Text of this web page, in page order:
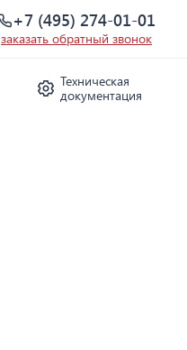
+7 (495) 274-01-01
заказать обратный звонок
Техническая
документация